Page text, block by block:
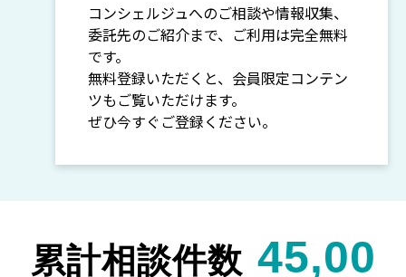
コンシェルジュへのご相談や情報収集、
委託先のご紹介まで、ご利用は完全無料
です。
無料登録いただくと、会員限定コンテン
ツもご覧いただけます。
ぜひ今すぐご登録ください。
累計相談件数 45,00